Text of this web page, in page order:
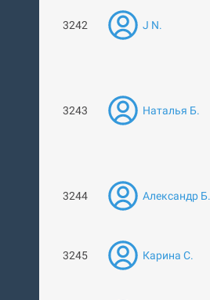
3242 J N.
3243 Наталья Б.
3244 Александр Б.
3245 Карина С.